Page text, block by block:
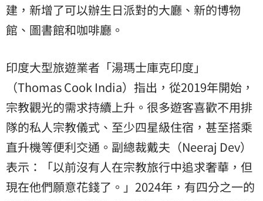
建，新增了可以辦生日派對的大廳、新的博物
館、圖書館和咖啡廳。
印度大型旅遊業者「湯瑪士庫克印度」
（Thomas Cook India）指出，從2019年開始，
宗教觀光的需求持續上升。很多遊客喜歡不用排
隊的私人宗教儀式、至少四星級住宿，甚至搭乘
直升機等便利交通。副總裁戴夫（Neeraj Dev）
表示：「以前沒有人在宗教旅行中追求奢華，但
現在他們願意花錢了。」2024年，有四分之一的